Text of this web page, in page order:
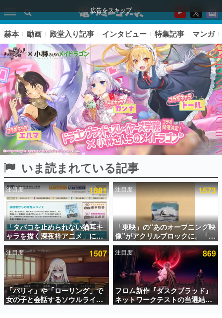
広告をスキップ
ピックアップ
電ファミのいま読まれている記事ランキング
アプリセール情報
インタビュー
連載・特集一覧
殿堂入り記事
SNS拡散数が数千以上！ ページビュー数万以上！ などな
ど。多くの人々に読まれた、電ファミ渾身の“殿堂入り”記
事をまとめました。
赫本 動画 殿堂入り記事 インタビュー 特集記事 マンガ
いま読まれている記事
注目度 1881
「タバコを止められない猫耳キ
ャラを描く深夜枠アニメ」に視
聴者の一部から批判意見。違法
薬物の使用と思しき描写も含め
て、BPOが議論を交わす
注目度 1573
「東映」の“あのオープニング映
像”がアクリルブロックに。「東
映ヒストリカル グッズコレクシ
ョン」が8月下旬より発売
注目度 1507
「パリィ」や「ローリング」で
女の子と会話するソウルライク
恋愛ゲーム『小早川さんはソウ
注目度 869
フロム新作『ダスクブラッド』
ネットワークテストの当選結果
が8月7日22時に発表。応募サイ